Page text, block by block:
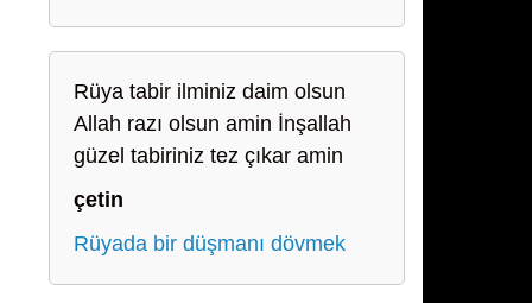
Rüya tabir ilminiz daim olsun
Allah razı olsun amin İnşallah
güzel tabiriniz tez çıkar amin
çetin
Rüyada bir düşmanı dövmek